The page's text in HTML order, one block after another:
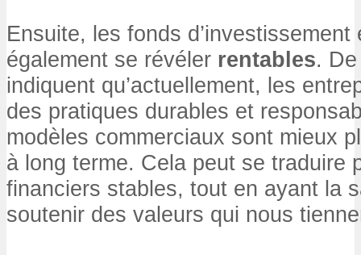
Ensuite, les fonds
également se révéler rentables.
indiquent qu’actuellement, les
des pratiques durables et
modèles commerciaux sont mieux
à long terme. Cela peut se traduire
financiers stables, tout en ayant la
soutenir des valeurs qui nous